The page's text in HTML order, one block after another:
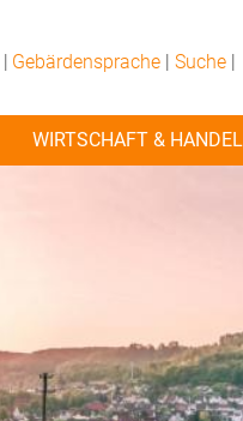
| Gebärdensprache | Suche|
WIRTSCHAFT & HANDEL